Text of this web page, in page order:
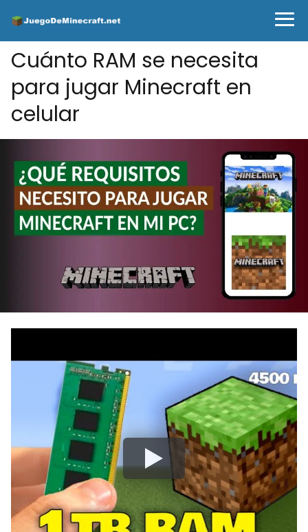
Cuánto RAM se necesita
para jugar Minecraft en
celular